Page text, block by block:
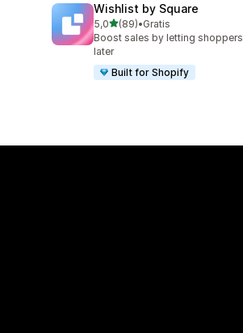
Wishlist by Square
5,0na 5 gwiazdek
(89)
Łączna liczba recenzji: 89
•Gratis
Boost sales by letting
later
Built for Shopify